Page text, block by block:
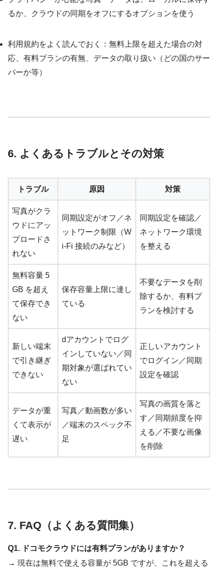
るか、クラウドの同期をオフにするオプションを使う
利用規約をよく読んでおく：無料上限を超えた場合の対
応、有料プランの有無、データの取り扱い（どの国のサー
バーか等）
6. よくあるトラブルとその対策
トラブル 原因 対策
写真がクラ
ウドにアッ
プロードさ
れない
同期設定がオフ／ネ
ットワーク制限（W
i-Fi 接続のみなど）
同期設定を確認／
ネットワーク環境
を整える
無料容量 5
GB を超え
て保存でき
ない
保存容量上限に達し
ている
不要なデータを削
除するか、有料プ
ランを検討する
新しい端末
で引き継ぎ
できない
dアカウントでログ
インしていない／同
期対象が選ばれてい
ない
正しいアカウント
でログイン／同期
設定を確認
データが重
くて表示が
遅い
写真／動画数が多い
／端末のスペック不
足
写真の画質を落と
す／同期頻度を抑
える／不要な画像
を削除
7. FAQ（よくある質問集）
Q1. ドコモクラウドには有料プランがありますか？
→ 現在は無料で使える容量が 5GB ですが、これを超える